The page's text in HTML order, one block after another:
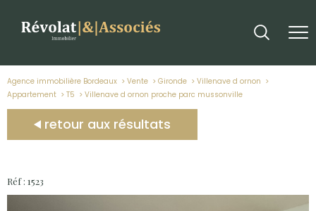
Agence immobilière Bordeaux Vente Gironde
Villenave d ornon
Appartement
T5 villenave d ornon proche parc mussonville
retour aux résultats
Réf : 1523